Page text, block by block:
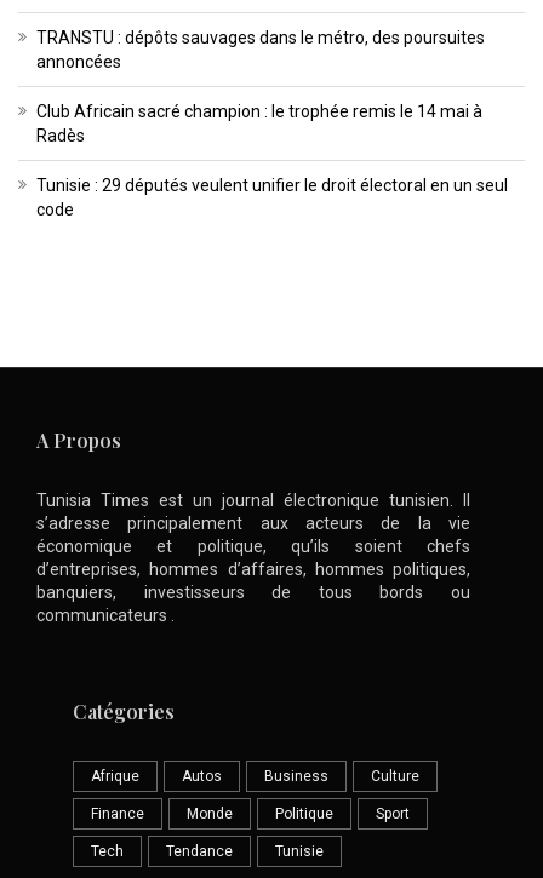
TRANSTU : dépôts sauvages dans le métro, des poursuites
annoncées
Club Africain sacré champion : le trophée remis le 14 mai à
Radès
Tunisie : 29 députés veulent unifier le droit électoral en un seul
code
A Propos
Tunisia Times est un journal électronique tunisien. Il
s’adresse principalement aux acteurs de la vie
économique et politique, qu’ils soient chefs
d’entreprises, hommes d’affaires, hommes politiques,
banquiers, investisseurs de tous bords ou
communicateurs .
Catégories
Afrique Autos Business Culture
Finance Monde Politique Sport
Tech Tendance Tunisie